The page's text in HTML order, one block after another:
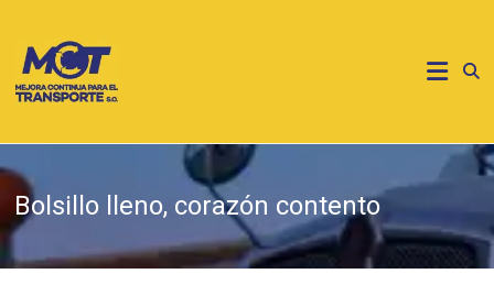
contenido
MCT
Mejora
transporte
Bolsillo lleno, corazón contento